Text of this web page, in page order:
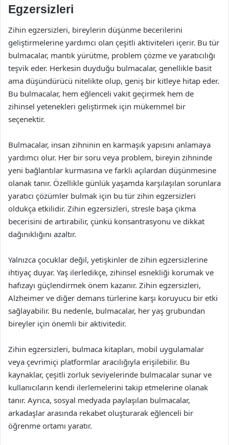
Egzersizleri
Zihin egzersizleri, bireylerin düşünme becerilerini
geliştirmelerine yardımcı olan çeşitli aktiviteleri içerir. Bu tür
bulmacalar, mantık yürütme, problem çözme ve yaratıcılığı
teşvik eder. Herkesin duyduğu bulmacalar, genellikle basit
ama düşündürücü nitelikte olup, geniş bir kitleye hitap eder.
Bu bulmacalar, hem eğlenceli vakit geçirmek hem de
zihinsel yetenekleri geliştirmek için mükemmel bir
seçenektir.
Bulmacalar, insan zihninin en karmaşık yapısını anlamaya
yardımcı olur. Her bir soru veya problem, bireyin zihninde
yeni bağlantılar kurmasına ve farklı açılardan düşünmesine
olanak tanır. Özellikle günlük yaşamda karşılaşılan sorunlara
yaratıcı çözümler bulmak için bu tür zihin egzersizleri
oldukça etkilidir. Zihin egzersizleri, stresle başa çıkma
becerisini de artırabilir, çünkü konsantrasyonu ve dikkat
dağınıklığını azaltır.
Yalnızca çocuklar değil, yetişkinler de zihin egzersizlerine
ihtiyaç duyar. Yaş ilerledikçe, zihinsel esnekliği korumak ve
hafızayı güçlendirmek önem kazanır. Zihin egzersizleri,
Alzheimer ve diğer demans türlerine karşı koruyucu bir etki
sağlayabilir. Bu nedenle, bulmacalar, her yaş grubundan
bireyler için önemli bir aktivitedir.
Zihin egzersizleri, bulmaca kitapları, mobil uygulamalar
veya çevrimiçi platformlar aracılığıyla erişilebilir. Bu
kaynaklar, çeşitli zorluk seviyelerinde bulmacalar sunar ve
kullanıcıların kendi ilerlemelerini takip etmelerine olanak
tanır. Ayrıca, sosyal medyada paylaşılan bulmacalar,
arkadaşlar arasında rekabet oluşturarak eğlenceli bir
öğrenme ortamı yaratır.